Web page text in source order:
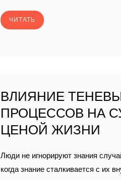
ЧИТАТЬ
ВЛИЯНИЕ
ПРОЦЕССОВ НА
ЦЕНОЙ ЖИЗНИ
Люди не игнорируют знания
когда знание сталкивается с их